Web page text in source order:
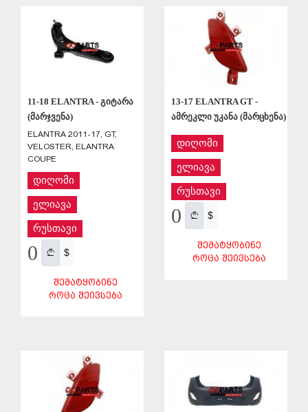
11-18 ELANTRA - გიტარა
(მარჯვენა)
ELANTRA 2011-17, GT,
VELOSTER, ELANTRA
COUPE
დიღომი
ელიავა
რუსთავი
0 $
ᲨᲔᲛᲐᲢᲧᲝᲑᲘᲜᲔ
ᲠᲝᲪᲐ ᲨᲔᲘᲕᲡᲔᲑᲐ
13-17 ELANTRA GT -
ამრეკლი უკანა (მარცხენა)
დიღომი
ელიავა
რუსთავი
0 $
ᲨᲔᲛᲐᲢᲧᲝᲑᲘᲜᲔ
ᲠᲝᲪᲐ ᲨᲔᲘᲕᲡᲔᲑᲐ